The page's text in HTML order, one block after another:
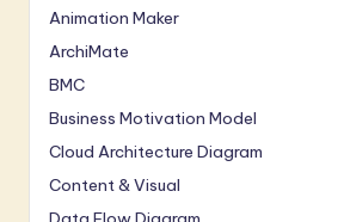
Animation Maker
ArchiMate
BMC
Business Motivation Model
Cloud Architecture Diagram
Content & Visual